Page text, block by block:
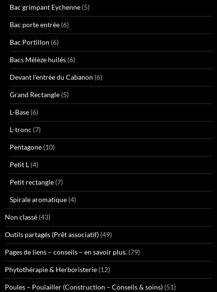
Bac grimpant Eychenne (5)
Bac porte entrée (6)
Bac Portillon (6)
Bacs Mélèze huilés (6)
Devant l'entrée du Cabanon (6)
Grand Rectangle (5)
L-Base (6)
L-tronc (7)
Pentagone (10)
Petit L (4)
Petit rectangle (7)
Spirale aromatique (4)
Non classé (43)
Outils partagés (Prêt associatif) (49)
Pages de liens – conseils – en savoir plus. (79)
Phytothérapie & Herboristerie (12)
Poules – Poulailler (Construction – Conseils & soins) (51)